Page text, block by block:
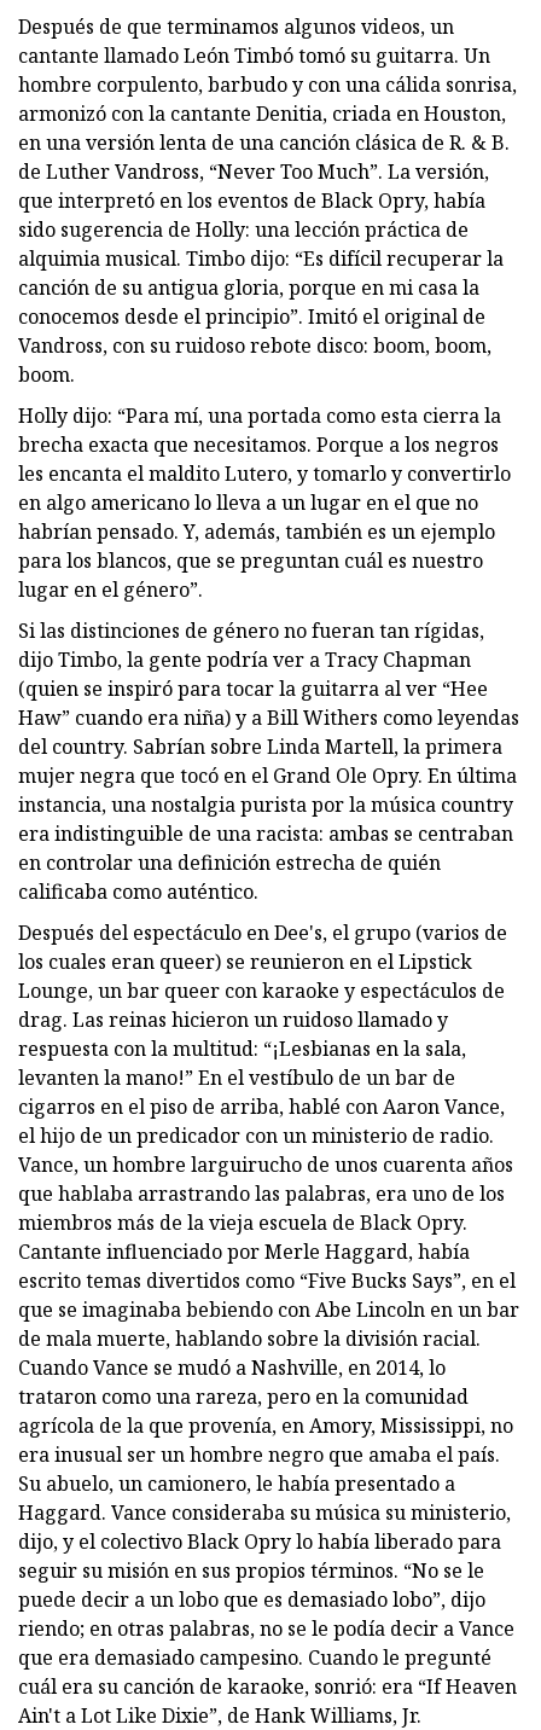
Después de que terminamos algunos videos, un
cantante llamado León Timbó tomó su guitarra. Un
hombre corpulento, barbudo y con una cálida sonrisa,
armonizó con la cantante Denitia, criada en Houston,
en una versión lenta de una canción clásica de R. & B.
de Luther Vandross, “Never Too Much”. La versión,
que interpretó en los eventos de Black Opry, había
sido sugerencia de Holly: una lección práctica de
alquimia musical. Timbo dijo: “Es difícil recuperar la
canción de su antigua gloria, porque en mi casa la
conocemos desde el principio”. Imitó el original de
Vandross, con su ruidoso rebote disco: boom, boom,
boom.
Holly dijo: “Para mí, una portada como esta cierra la
brecha exacta que necesitamos. Porque a los negros
les encanta el maldito Lutero, y tomarlo y convertirlo
en algo americano lo lleva a un lugar en el que no
habrían pensado. Y, además, también es un ejemplo
para los blancos, que se preguntan cuál es nuestro
lugar en el género”.
Si las distinciones de género no fueran tan rígidas,
dijo Timbo, la gente podría ver a Tracy Chapman
(quien se inspiró para tocar la guitarra al ver “Hee
Haw” cuando era niña) y a Bill Withers como leyendas
del country. Sabrían sobre Linda Martell, la primera
mujer negra que tocó en el Grand Ole Opry. En última
instancia, una nostalgia purista por la música country
era indistinguible de una racista: ambas se centraban
en controlar una definición estrecha de quién
calificaba como auténtico.
Después del espectáculo en Dee's, el grupo (varios de
los cuales eran queer) se reunieron en el Lipstick
Lounge, un bar queer con karaoke y espectáculos de
drag. Las reinas hicieron un ruidoso llamado y
respuesta con la multitud: “¡Lesbianas en la sala,
levanten la mano!” En el vestíbulo de un bar de
cigarros en el piso de arriba, hablé con Aaron Vance,
el hijo de un predicador con un ministerio de radio.
Vance, un hombre larguirucho de unos cuarenta años
que hablaba arrastrando las palabras, era uno de los
miembros más de la vieja escuela de Black Opry.
Cantante influenciado por Merle Haggard, había
escrito temas divertidos como “Five Bucks Says”, en el
que se imaginaba bebiendo con Abe Lincoln en un bar
de mala muerte, hablando sobre la división racial.
Cuando Vance se mudó a Nashville, en 2014, lo
trataron como una rareza, pero en la comunidad
agrícola de la que provenía, en Amory, Mississippi, no
era inusual ser un hombre negro que amaba el país.
Su abuelo, un camionero, le había presentado a
Haggard. Vance consideraba su música su ministerio,
dijo, y el colectivo Black Opry lo había liberado para
seguir su misión en sus propios términos. “No se le
puede decir a un lobo que es demasiado lobo”, dijo
riendo; en otras palabras, no se le podía decir a Vance
que era demasiado campesino. Cuando le pregunté
cuál era su canción de karaoke, sonrió: era “If Heaven
Ain't a Lot Like Dixie”, de Hank Williams, Jr.